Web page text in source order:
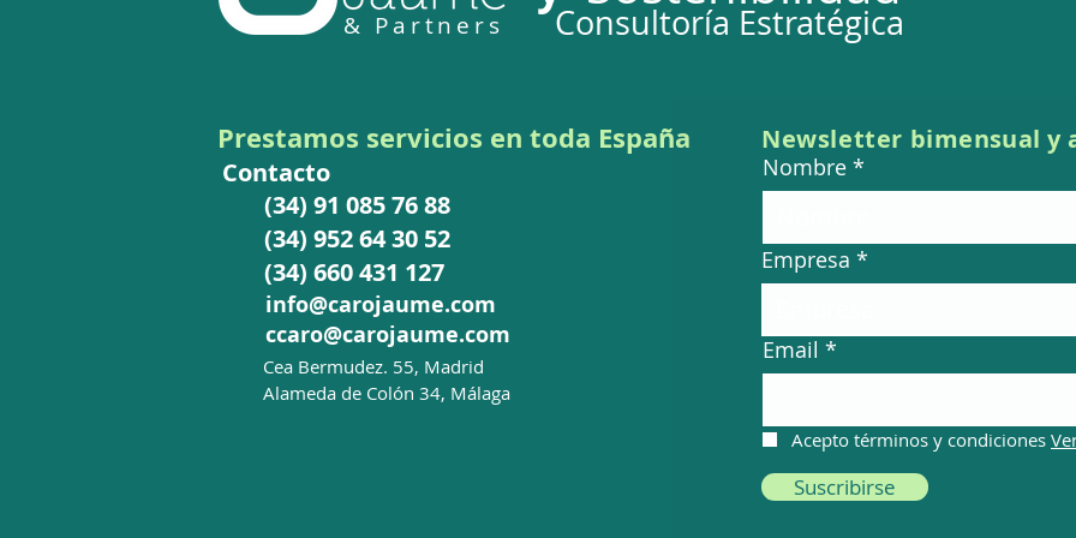
medidas de salvaguardia
bilaterales. Reglamento del
Acero
Estados Unidos Mexicanos
& Partners Consultoría Estratégica
Prestamos servicios en toda España
Contacto
(34) 91 085 76 88
(34) 952 64 30 52
(34) 660 431 127
info@carojaume.com
ccaro@carojaume.com
Cea Bermudez. 55, Madrid
Alameda de Colón 34, Málaga
Newsletter bimensualy
Nombre
Empresa
Email
Acepto términos y condiciones
Suscribirse